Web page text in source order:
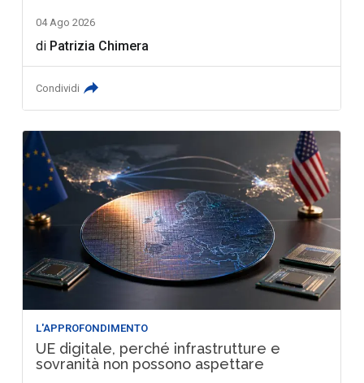
04 Ago 2026
di Patrizia Chimera
Condividi
L'APPROFONDIMENTO
UE digitale, perché infrastrutture e
sovranità non possono aspettare